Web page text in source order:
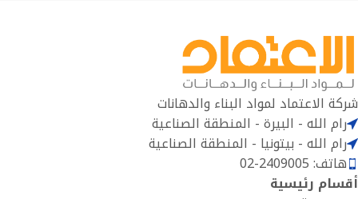
شركة الاعتماد لمواد البناء والدهانات
رام الله - البيرة - المنطقة الصناعية
رام الله - بيتونيا - المنطقة الصناعية
هاتف: 2409005-02
أقسام رئيسية